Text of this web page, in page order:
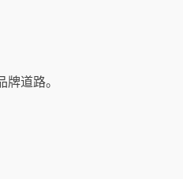
道路。